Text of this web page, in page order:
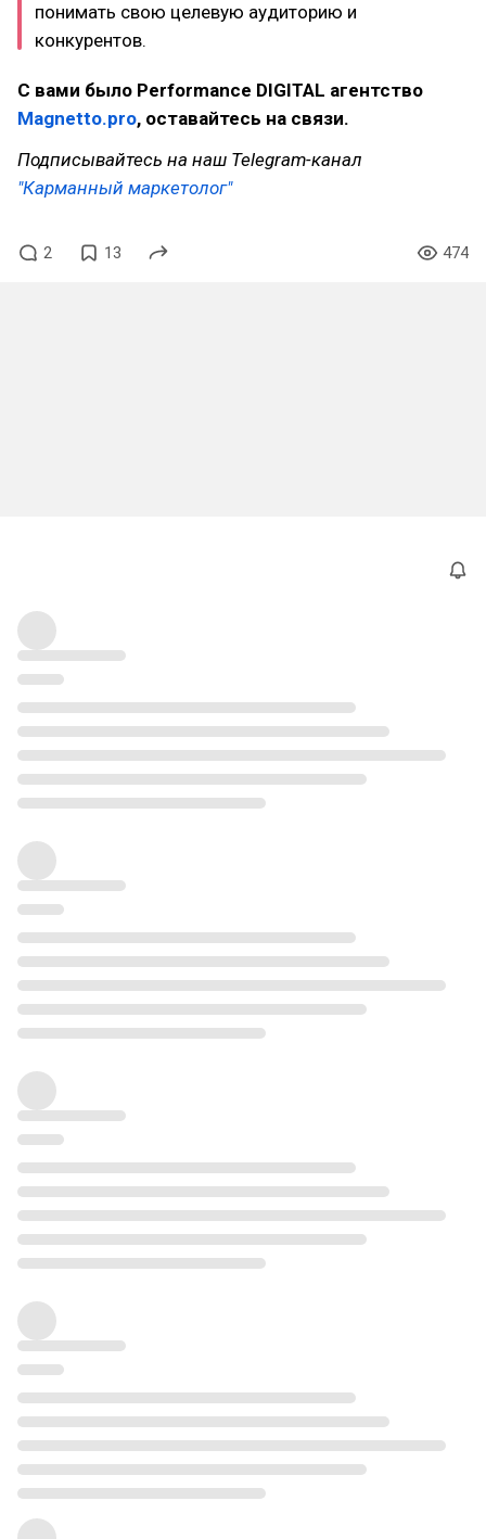
понимать свою целевую аудиторию и
конкурентов.
С вами было Performance DIGITAL агентство
Magnetto.pro, оставайтесь на связи.
Подписывайтесь на наш Telegram-канал
"Карманный маркетолог"
2 13 474